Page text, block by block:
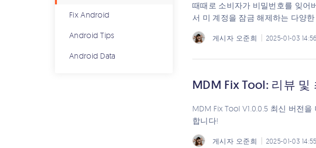
Fix Android
Android Tips
Android Data
때때로 소비자가 비밀번호를 잊어
서 미 계정을 잠금 해제하는 다양
게시자 오준희 2025-01-03
MDM Fix Tool: 리뷰
MDM Fix Tool V1.0.0.5 최신 버전
합니다!
게시자 오준희 2025-01-03